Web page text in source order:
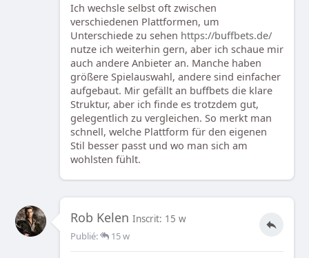
Ich wechsle selbst oft zwischen
verschiedenen Plattformen, um
Unterschiede zu sehen https://buffbets.de/
nutze ich weiterhin gern, aber ich schaue mir
auch andere Anbieter an. Manche haben
größere Spielauswahl, andere sind einfacher
aufgebaut. Mir gefällt an buffbets die klare
Struktur, aber ich finde es trotzdem gut,
gelegentlich zu vergleichen. So merkt man
schnell, welche Plattform für den eigenen
Stil besser passt und wo man sich am
wohlsten fühlt.
Rob Kelen Inscrit: 15 w
Publié:
15 w